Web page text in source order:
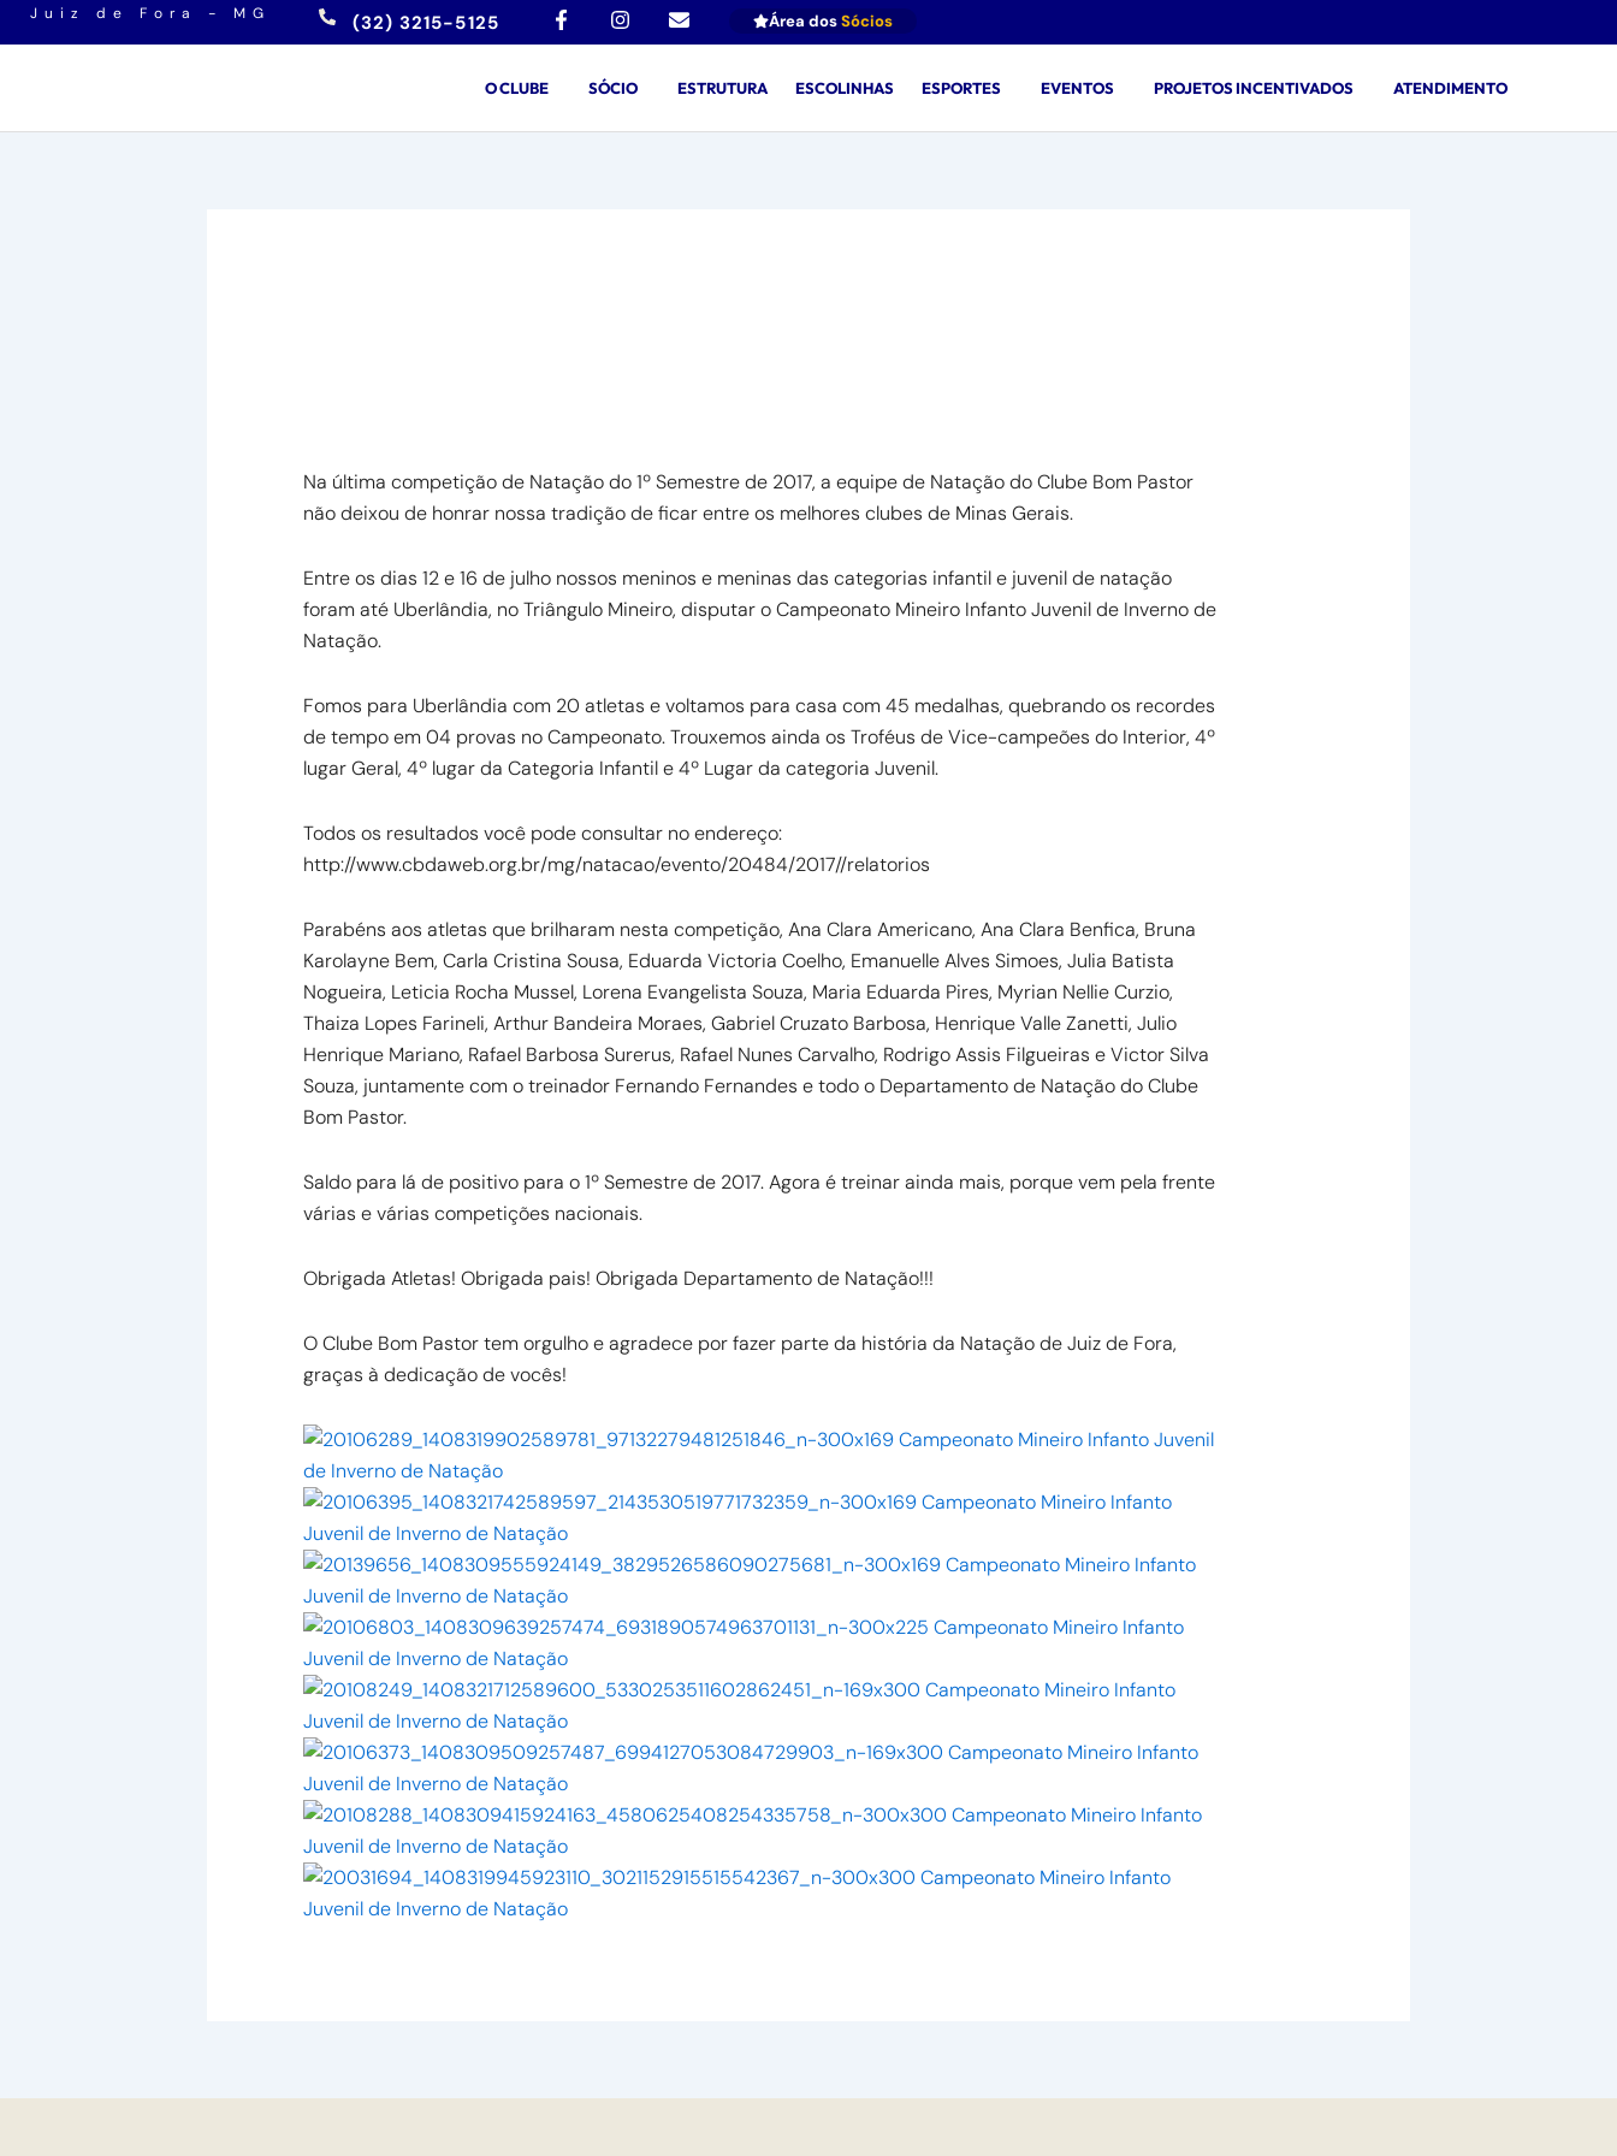
para
Juiz de Fora - MG (32) 3215-5125
F
a
o
I
n
t
a
r
E
n
e
l
p
Área dosSócios
O CLUBE SÓCIO ESTRUTURA ESCOLINHAS ESPORTES EVENTOS PROJETOS INCENTIVADOS ATENDIMENTO
Na última competição de Natação do 1º Semestre de 2017, a equipe de Natação do Clube Bom Pastor
não deixou de honrar nossa tradição de ficar entre os melhores clubes de Minas Gerais.
Entre os dias 12 e 16 de julho nossos meninos e meninas das categorias infantil e juvenil de natação
foram até Uberlândia, no Triângulo Mineiro, disputar o Campeonato Mineiro Infanto Juvenil de Inverno de
Natação.
Fomos para Uberlândia com 20 atletas e voltamos para casa com 45 medalhas, quebrando os recordes
de tempo em 04 provas no Campeonato. Trouxemos ainda os Troféus de Vice-campeões do Interior, 4º
lugar Geral, 4º lugar da Categoria Infantil e 4º Lugar da categoria Juvenil.
Todos os resultados você pode consultar no endereço:
http://www.cbdaweb.org.br/mg/natacao/evento/20484/2017//relatorios
Parabéns aos atletas que brilharam nesta competição, Ana Clara Americano, Ana Clara Benfica, Bruna
Karolayne Bem, Carla Cristina Sousa, Eduarda Victoria Coelho, Emanuelle Alves Simoes, Julia Batista
Nogueira, Leticia Rocha Mussel, Lorena Evangelista Souza, Maria Eduarda Pires, Myrian Nellie Curzio,
Thaiza Lopes Farineli, Arthur Bandeira Moraes, Gabriel Cruzato Barbosa, Henrique Valle Zanetti, Julio
Henrique Mariano, Rafael Barbosa Surerus, Rafael Nunes Carvalho, Rodrigo Assis Filgueiras e Victor Silva
Souza, juntamente com o treinador Fernando Fernandes e todo o Departamento de Natação do Clube
Bom Pastor.
Saldo para lá de positivo para o 1º Semestre de 2017. Agora é treinar ainda mais, porque vem pela frente
várias e várias competições nacionais.
Obrigada Atletas! Obrigada pais! Obrigada Departamento de Natação!!!
O Clube Bom Pastor tem orgulho e agradece por fazer parte da história da Natação de Juiz de Fora,
graças à dedicação de vocês!